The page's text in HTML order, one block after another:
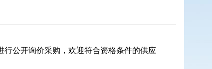
行公开询价采购，欢迎符合资格条件的供应